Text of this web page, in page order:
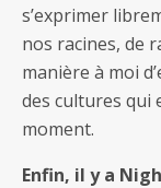
s’exprimer
nos racines, de
manière à moi
des cultures qui
moment.
Enfin, il y a